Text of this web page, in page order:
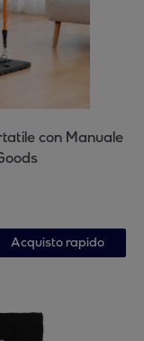
con Manuale
Acquisto rapido